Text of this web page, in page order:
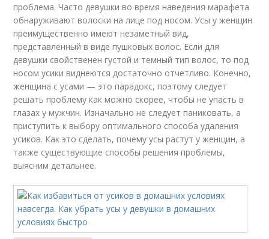
проблема. Часто девушки во время наведения марафета
обнаруживают волоски на лице под носом. Усы у женщин
преимущественно имеют незаметный вид,
представленный в виде пушковых волос. Если для
девушки свойственен густой и темный тип волос, то под
носом усики виднеются достаточно отчетливо. Конечно,
женщина с усами — это парадокс, поэтому следует
решать проблему как можно скорее, чтобы не упасть в
глазах у мужчин. Изначально не следует паниковать, а
приступить к выбору оптимального способа удаления
усиков. Как это сделать, почему усы растут у женщин, а
также существующие способы решения проблемы,
выясним детальнее.